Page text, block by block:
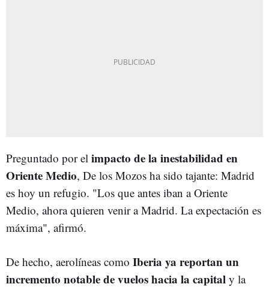
Preguntado por el impacto de la inestabilidad en
Oriente Medio, De los Mozos ha sido tajante: Madrid
es hoy un refugio. "Los que antes iban a Oriente
Medio, ahora quieren venir a Madrid. La expectación es
máxima", afirmó.
De hecho, aerolíneas como Iberia ya reportan un
incremento notable de vuelos hacia la capital y la